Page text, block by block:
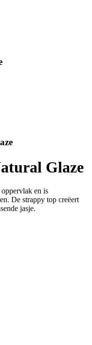
Glaze
en is
De strappy top creëert
jasje.